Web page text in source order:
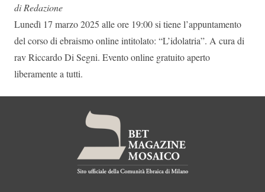
di Redazione
Lunedì 17 marzo 2025 alle ore 19:00 si tiene l’appuntamento
del corso di ebraismo online intitolato: “L’idolatria”. A cura di
rav Riccardo Di Segni. Evento online gratuito aperto
liberamente a tutti.